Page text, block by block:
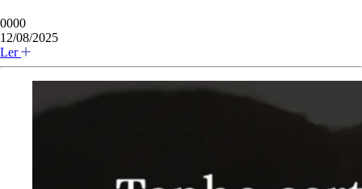
0000
12/08/2025
Ler